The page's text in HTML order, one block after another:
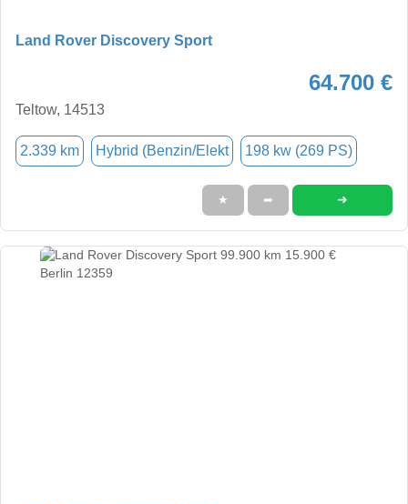
Land Rover Discovery Sport
64.700 €
Teltow, 14513
2.339 km Hybrid (Benzin/Elekt 198 kw (269 PS)
★ ➦ ➜